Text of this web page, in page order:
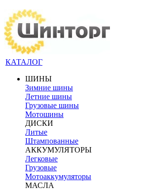
КАТАЛОГ
ШИНЫ
Зимние шины
Летние шины
Грузовые шины
Мотошины
ДИСКИ
Литые
Штампованные
АККУМУЛЯТОРЫ
Легковые
Грузовые
Мотоаккумуляторы
МАСЛА